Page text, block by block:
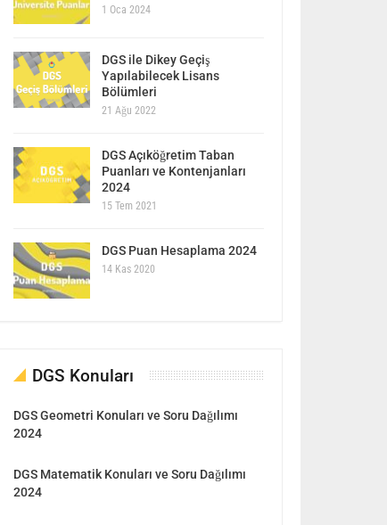
1 Oca 2024
DGS ile Dikey Geçiş
Yapılabilecek Lisans
Bölümleri
21 Ağu 2022
DGS Açıköğretim Taban
Puanları ve Kontenjanları
2024
15 Tem 2021
DGS Puan Hesaplama 2024
14 Kas 2020
DGS Konuları
DGS Geometri Konuları ve Soru Dağılımı
2024
DGS Matematik Konuları ve Soru Dağılımı
2024